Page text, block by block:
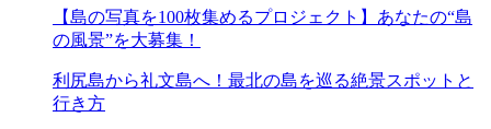
【島の写真を100枚集めるプロジェクト】あなたの“島
の風景”を大募集！
利尻島から礼文島へ！最北の島を巡る絶景スポットと
行き方